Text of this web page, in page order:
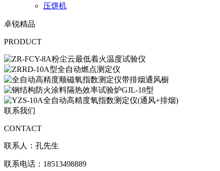
压饼机
卓锐精品
PRODUCT
联系我们
CONTACT
联系人：孔先生
联系电话：18513498889